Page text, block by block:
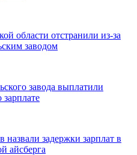
области отстранили из-за
заводом
завода выплатили
задержки зарплат в
айсберга